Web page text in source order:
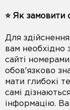
⭐️ Як
Для
вам необхідно
сайті
обов'язково
мати глибокі
самі
інформацію.